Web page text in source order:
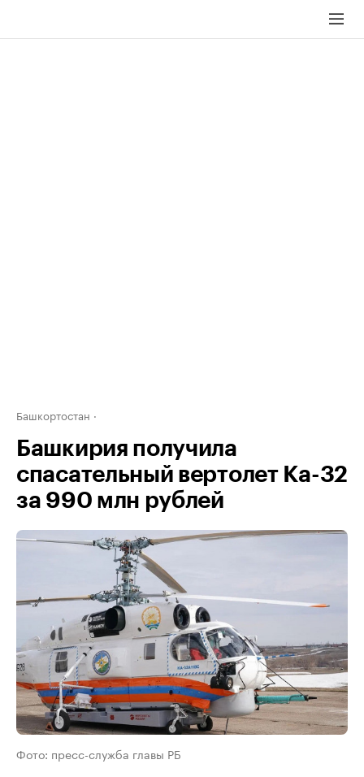
Башкортостан
Башкирия получила
спасательный вертолет Ка-32
за 990 млн рублей
Фото: пресс-служба главы РБ